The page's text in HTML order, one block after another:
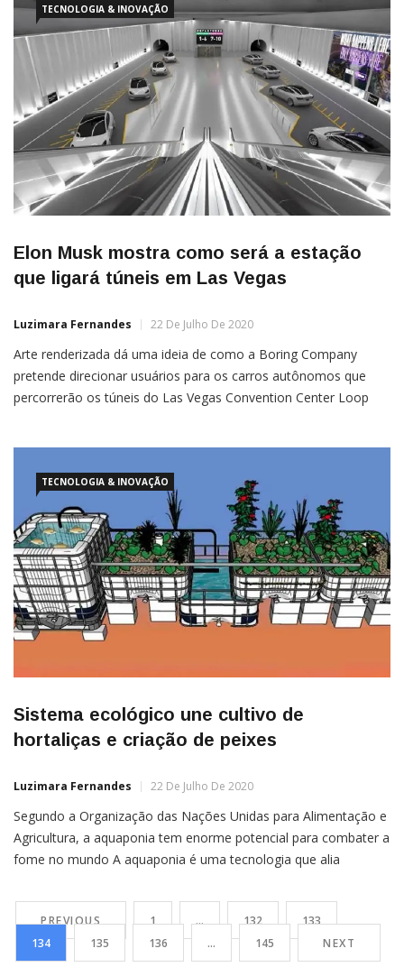
TECNOLOGIA & INOVAÇÃO
Elon Musk mostra como será a estação
que ligará túneis em Las Vegas
Luzimara Fernandes 22 De Julho De 2020
Arte renderizada dá uma ideia de como a Boring Company
pretende direcionar usuários para os carros autônomos que
percorrerão os túneis do Las Vegas Convention Center Loop
TECNOLOGIA & INOVAÇÃO
Sistema ecológico une cultivo de
hortaliças e criação de peixes
Luzimara Fernandes 22 De Julho De 2020
Segundo a Organização das Nações Unidas para Alimentação e
Agricultura, a aquaponia tem enorme potencial para combater a
fome no mundo A aquaponia é uma tecnologia que alia
aquáticos, e da hidroponia, o cultivo de hortaliças sem o uso da
terra. Peixes e hortaliças são cultivados […]
PREVIOUS 1 … 132
133
134
135 136 … 145 NEXT